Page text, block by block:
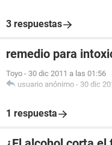
3 respuestas
remedio para
Toyo - 30 dic 2011 a las 01:56
usuario anónimo - 30 dic
1 respuesta